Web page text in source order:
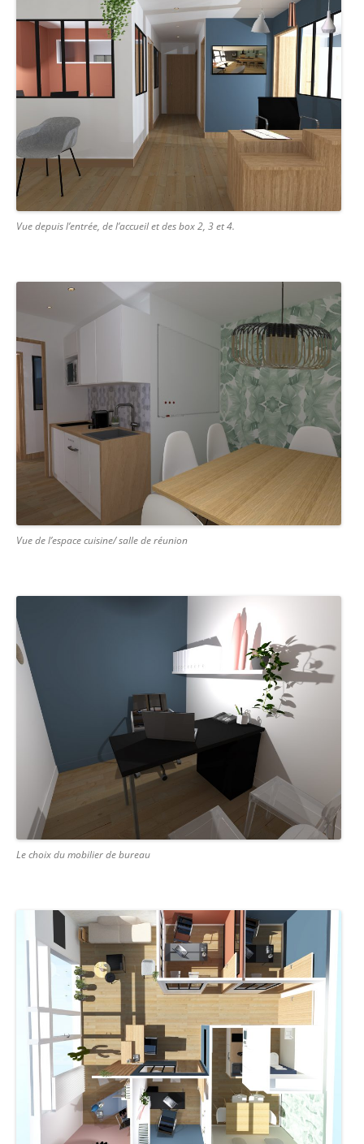
Vue depuis l’entrée, de l’accueil et des box 2, 3 et 4.
Vue de l’espace cuisine/ salle de réunion
Le choix du mobilier de bureau